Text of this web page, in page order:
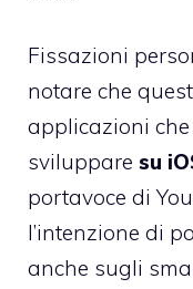
Fissazioni
notare che
applicazioni
sviluppare su
portavoce di
l’intenzione di
anche sugli